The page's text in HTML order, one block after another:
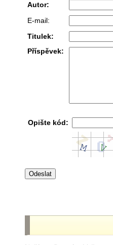
Autor:
E-mail:
Titulek:
Příspěvek:
Opište kód: